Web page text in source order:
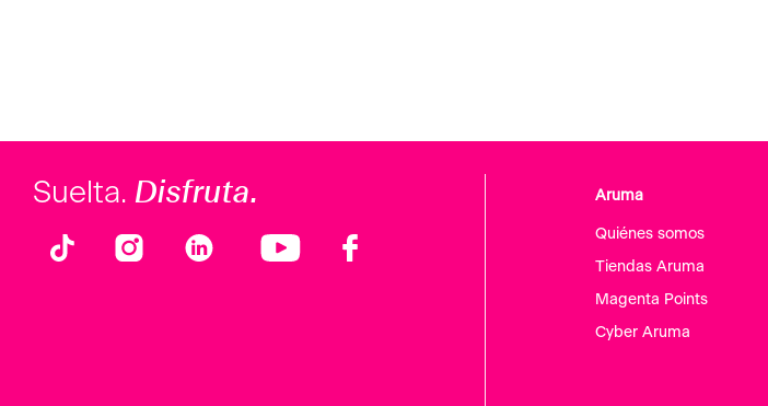
Suelta. Disfruta. Aruma
Quiénes somos
Tiendas Aruma
Magenta Points
Cyber Aruma